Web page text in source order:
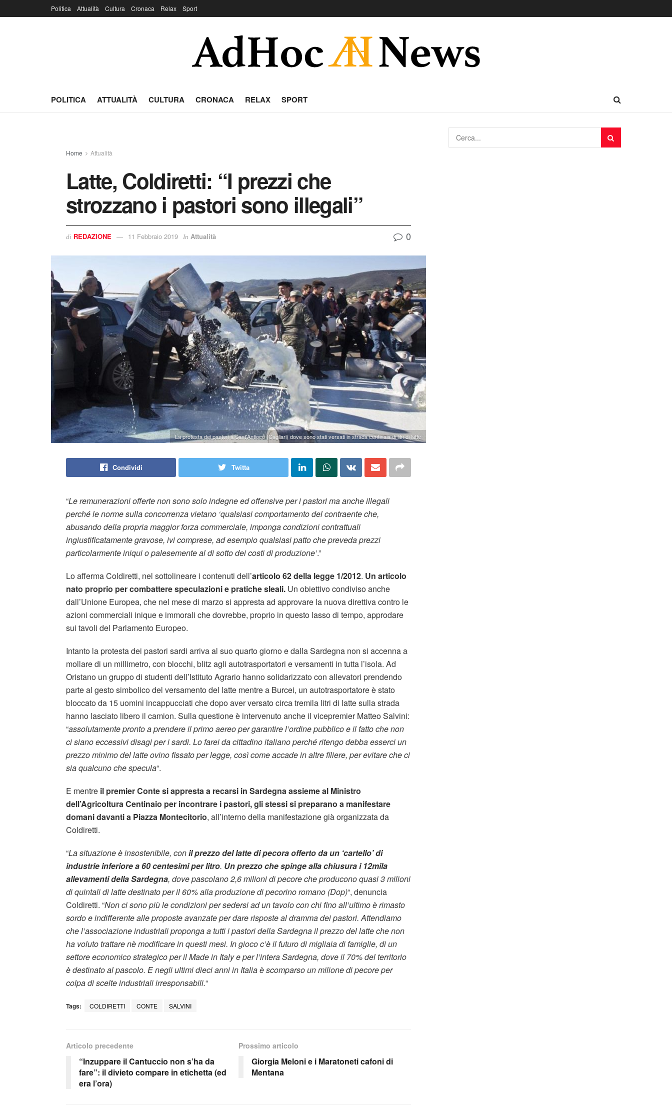
Politica Attualità Cultura Cronaca Relax Sport
POLITICA ATTUALITÀ CULTURA CRONACA RELAX SPORT
Home Attualità
Latte, Coldiretti: “I prezzi che
strozzano i pastori sono illegali”
di REDAZIONE 11 Febbraio 2019 In Attualità 0
La protesta dei pastori a Sant'Antioco (Cagliari) dove sono stati versati in strada centinaia di litri di latte
Condividi Twitta
“Le remunerazioni offerte non sono solo indegne ed offensive per i pastori ma anche illegali
perché le norme sulla concorrenza vietano ‘qualsiasi comportamento del contraente che,
abusando della propria maggior forza commerciale, imponga condizioni contrattuali
ingiustificatamente gravose, ivi comprese, ad esempio qualsiasi patto che preveda prezzi
particolarmente iniqui o palesemente al di sotto dei costi di produzione’.”
Lo afferma Coldiretti, nel sottolineare i contenuti dell’articolo 62 della legge 1/2012. Un articolo
nato proprio per combattere speculazioni e pratiche sleali. Un obiettivo condiviso anche
dall’Unione Europea, che nel mese di marzo si appresta ad approvare la nuova direttiva contro le
azioni commerciali inique e immorali che dovrebbe, proprio in questo lasso di tempo, approdare
sui tavoli del Parlamento Europeo.
Intanto la protesta dei pastori sardi arriva al suo quarto giorno e dalla Sardegna non si accenna a
mollare di un millimetro, con blocchi, blitz agli autotrasportatori e versamenti in tutta l’isola. Ad
Oristano un gruppo di studenti dell’Istituto Agrario hanno solidarizzato con allevatori prendendo
parte al gesto simbolico del versamento del latte mentre a Burcei, un autotrasportatore è stato
bloccato da 15 uomini incappucciati che dopo aver versato circa tremila litri di latte sulla strada
hanno lasciato libero il camion. Sulla questione è intervenuto anche il vicepremier Matteo Salvini:
“assolutamente pronto a prendere il primo aereo per garantire l’ordine pubblico e il fatto che non
ci siano eccessivi disagi per i sardi. Lo farei da cittadino italiano perché ritengo debba esserci un
prezzo minimo del latte ovino fissato per legge, così come accade in altre filiere, per evitare che ci
sia qualcuno che specula“.
E mentre il premier Conte si appresta a recarsi in Sardegna assieme al Ministro
dell’Agricoltura Centinaio per incontrare i pastori, gli stessi si preparano a manifestare
domani davanti a Piazza Montecitorio, all’interno della manifestazione già organizzata da
Coldiretti.
“La situazione è insostenibile, conil prezzo del latte di pecora offerto da un ‘cartello’ di
industrie inferiore a 60 centesimi per litro. Un prezzo che spinge alla chiusura i 12mila
allevamenti della Sardegna, dove pascolano 2,6 milioni di pecore che producono quasi 3 milioni
di quintali di latte destinato per il 60% alla produzione di pecorino romano (Dop)“, denuncia
Coldiretti. “Non ci sono più le condizioni per sedersi ad un tavolo con chi fino all’ultimo è rimasto
sordo e indifferente alle proposte avanzate per dare risposte al dramma dei pastori. Attendiamo
che l’associazione industriali proponga a tutti i pastori della Sardegna il prezzo del latte che non
ha voluto trattare nè modificare in questi mesi. In gioco c’è il futuro di migliaia di famiglie, di un
settore economico strategico per il Made in Italy e per l’intera Sardegna, doveil 70% del territorio
è destinato al pascolo. E negli ultimi dieci anni in Italia è scomparso un milione di pecore per
colpa di scelte industriali irresponsabili.“
Tags: COLDIRETTI CONTE SALVINI
Articolo precedente
“Inzuppare il Cantuccio non s’ha da
fare”: il divieto compare in etichetta (ed
era l’ora)
Prossimo articolo
Giorgia Meloni e i Maratoneti cafoni di
Mentana